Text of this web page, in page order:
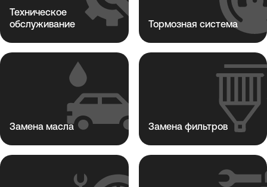
Техническое
обслуживание
Тормозная система
Замена масла Замена фильтров